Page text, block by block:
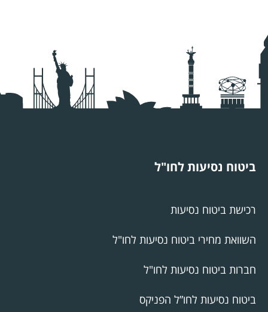
ביטוח נסיעות לחו"ל
רכישת ביטוח נסיעות
השוואת מחירי ביטוח נסיעות לחו"ל
חברות ביטוח נסיעות לחו"ל
ביטוח נסיעות לחו”ל הפניקס